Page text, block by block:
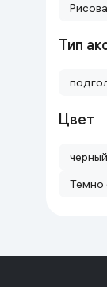
Тип
Цвет
черный
Темно